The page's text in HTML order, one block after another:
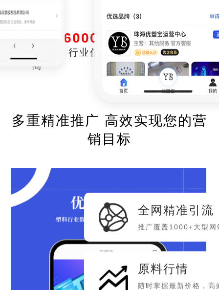
商
60000+
行业信息
100000+
注塑领域工
厂通讯录
突破
多重精准推广 高效实现您的营
销目标
全网精准引流
推广覆盖1000+大型网
原料行情
随时掌握最新价格，高